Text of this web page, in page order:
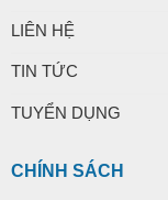
LIÊN HỆ
TIN TỨC
TUYỂN DỤNG
CHÍNH SÁCH